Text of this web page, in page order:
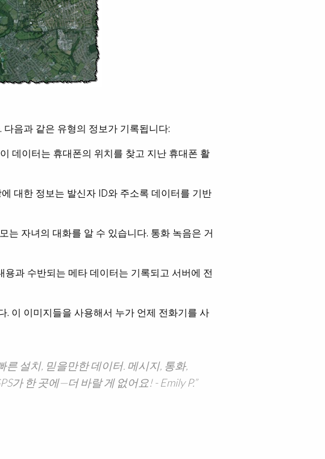
음과 같은 유형의 정보가 기록됩니다:
데이터는 휴대폰의 위치를 찾고 지난 휴대폰 활
대한 정보는 발신자 ID와 주소록 데이터를 기반
자녀의 대화를 알 수 있습니다. 통화 녹음은 거
과 수반되는 메타 데이터는 기록되고 서버에 전
이 이미지들을 사용해서 누가 언제 전화기를 사
른 설치, 믿을만한 데이터. 메시지, 통화,
가 한 곳에—더 바랄 게 없어요! - Emily P.